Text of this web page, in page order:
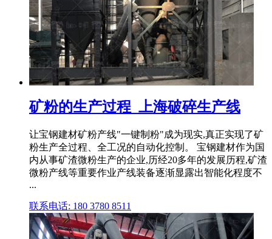
矿粉的生产过程_上海破碎生产线
让宝钢建材矿粉产线"一键制粉"成为现实,真正实现了矿
粉生产全过程、全工况的自动化控制。 宝钢建材作为国
内从事矿渣微粉生产的企业,历经20多年的发展历程,矿渣
微粉产线等重要作业产线装备逐渐显露出智能化程度不
...
联系电话: 180 3780 8511